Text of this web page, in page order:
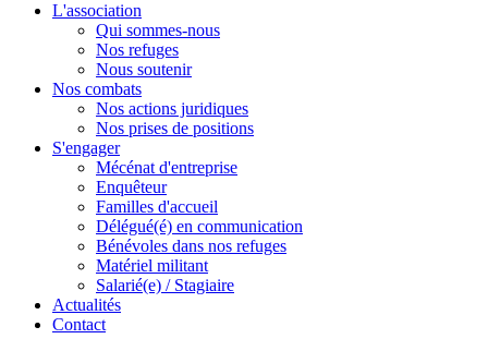
L'association
Qui sommes-nous
Nos refuges
Nous soutenir
Nos combats
Nos actions juridiques
Nos prises de positions
S'engager
Mécénat d'entreprise
Enquêteur
Familles d'accueil
Délégué(é) en communication
Bénévoles dans nos refuges
Matériel militant
Salarié(e) / Stagiaire
Actualités
Contact